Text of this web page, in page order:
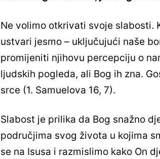
Ne volimo otkrivati svoje slabosti.
ustvari jesmo – uključujući naše
promijeniti njihovu percepciju o
ljudskih pogleda, ali Bog ih zna.
srce (1. Samuelova 16, 7).
Slabost je prilika da Bog snažno
područjima svog života u kojima
se na Isusa i razmislimo kako On